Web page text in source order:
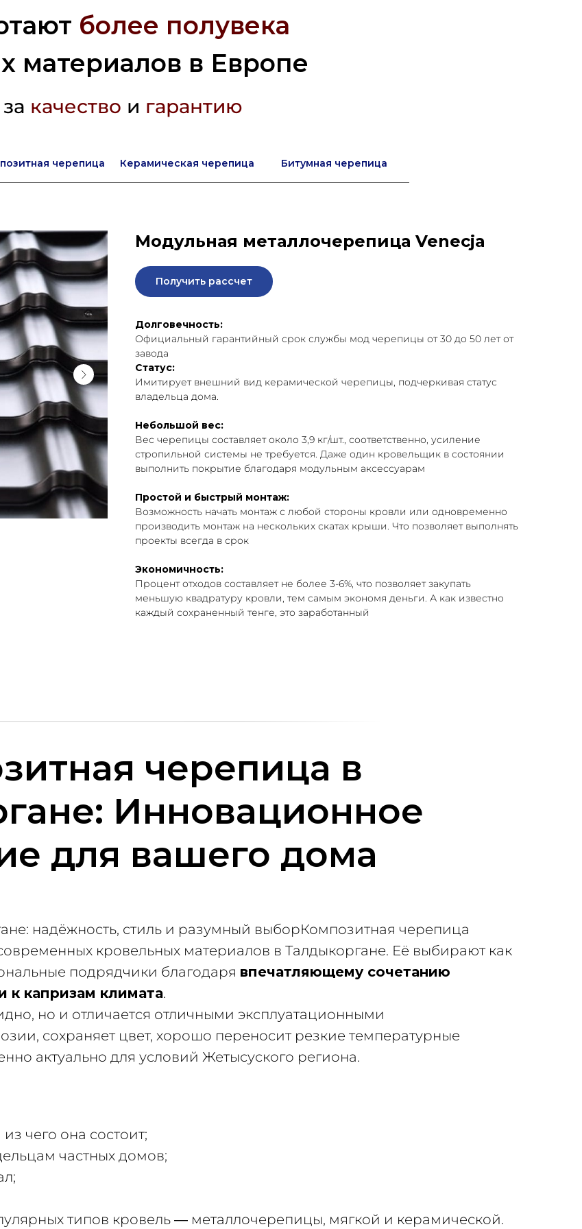
более полувека
материалов в Европе
качество и гарантию
черепица Керамическая черепица Битумная черепица
Модульная металлочерепица Venecja
Получить рассчет
Долговечность:
Официальный гарантийный срок службы мод черепицы от 30 до 50 лет от
завода
Статус:
Имитирует внешний вид керамической черепицы, подчеркивая статус
владельца дома.
Небольшой вес:
Вес черепицы составляет около 3,9 кг/шт., соответственно, усиление
стропильной системы не требуется. Даже один кровельщик в состоянии
выполнить покрытие благодаря модульным аксессуарам
Простой и быстрый монтаж:
Возможность начать монтаж с любой стороны кровли или одновременно
производить монтаж на нескольких скатах крыши. Что позволяет выполнять
проекты всегда в срок
Экономичность:
Процент отходов составляет не более 3-6%, что позволяет закупать
меньшую квадратуру кровли, тем самым экономя деньги. А как известно
каждый сохраненный тенге, это заработанный
черепица в
Инновационное
для вашего дома
надёжность, стиль и разумный выборКомпозитная черепица
кровельных материалов в Талдыкоргане. Её выбирают как
подрядчики благодаря впечатляющему сочетанию
к капризам климата.
но и отличается отличными эксплуатационными
сохраняет цвет, хорошо переносит резкие температурные
актуально для условий Жетысуского региона.
чего она состоит;
частных домов;
типов кровель — металлочерепицы, мягкой и керамической.